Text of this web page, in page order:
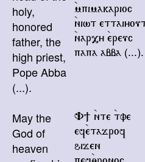
holy,
honored
father, the
high priest,
Pope Abba
(...).
`mpimakarioc
`niwt ettaiyout
`nar,y `ereuc
papa abba ( ).
May the
God of
heaven
V] `nte `tve
ef`etajrof
hijen